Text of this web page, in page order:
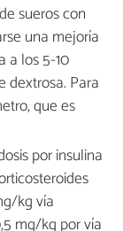
sueros con
una mejoría
a los 5-10
dextrosa. Para
que es
por insulina
kg vía
mg/kg por vía